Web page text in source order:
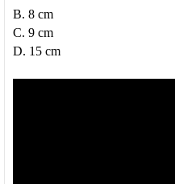
B. 8 cm
C. 9 cm
D. 15 cm